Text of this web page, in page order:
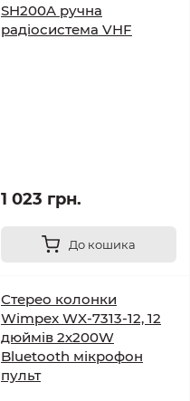
SH200A ручна
радіосистема VHF
1 023 грн.
До кошика
Стерео колонки
Wimpex WX-7313-12, 12
дюймів 2х200W
Bluetooth мікрофон
пульт